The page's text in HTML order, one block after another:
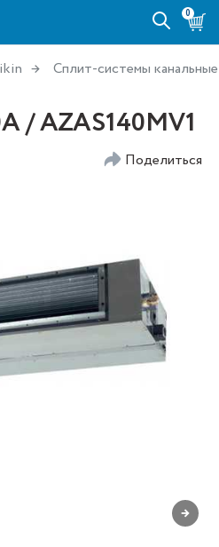
0
Сплит-системы канальные
/ AZAS140MV1
Поделиться
→